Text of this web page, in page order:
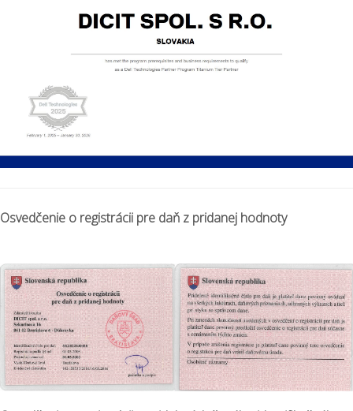
Osvedčenie o registrácii pre daň z pridanej hodnoty